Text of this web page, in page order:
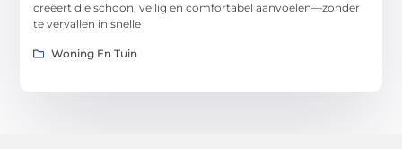
creëert die schoon, veilig en comfortabel aanvoelen—zonder
te vervallen in snelle
Woning En Tuin